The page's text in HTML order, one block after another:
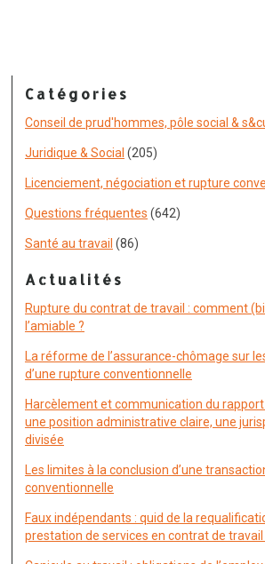
Catégories
Conseil de prud'hommes, pôle social &
Juridique & Social (205)
Licenciement, négociation et rupture
Questions fréquentes (642)
Santé au travail (86)
Actualités
Rupture du contrat de travail : comment
l’amiable ?
La réforme de l’assurance-chômage sur
d’une rupture conventionnelle
Harcèlement et communication du rapport
une position administrative claire, une
divisée
Les limites à la conclusion d’une
conventionnelle
Faux indépendants : quid de la
prestation de services en contrat de travail